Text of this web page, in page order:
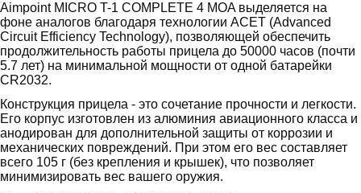
Aimpoint MICRO T-1 COMPLETE 4 MOA выделяется на
фоне аналогов благодаря технологии ACET (Advanced
Circuit Efficiency Technology), позволяющей обеспечить
продолжительность работы прицела до 50000 часов (почти
5.7 лет) на минимальной мощности от одной батарейки
CR2032.
Конструкция прицела - это сочетание прочности и легкости.
Его корпус изготовлен из алюминия авиационного класса и
анодирован для дополнительной защиты от коррозии и
механических повреждений. При этом его вес составляет
всего 105 г (без крепления и крышек), что позволяет
минимизировать вес вашего оружия.